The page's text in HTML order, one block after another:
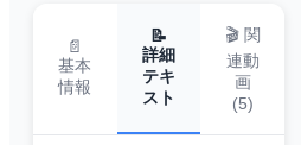
📄
基本
情報
📝
詳細
テキ
スト
🎬 関
連動
画
(5)